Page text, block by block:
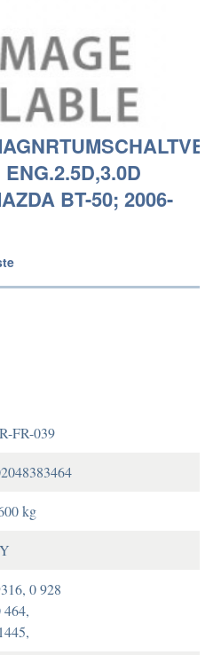
BT-50; 2006-
FR-039
kg
0 928
464,